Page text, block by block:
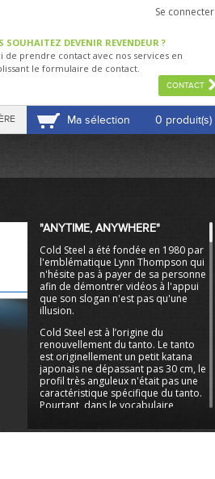
Se connecter
SOUHAITEZ DEVENIR REVENDEUR ?
de prendre contact avec nos services en
le formulaire de contact.
CONTACT
Ma sélection 0 produit(s)
"ANYTIME, ANYWHERE"
Cold Steel a été fondée en 1980 par
l'emblématique Lynn Thompson qui
n'hésite pas à payer de sa personne
afin de démontrer vidéos à l'appui
que son slogan n'est pas qu'une
illusion.
Cold Steel est à l’origine du
renouvellement du tanto. Le tanto
est originellement un petit katana
japonais ne dépassant pas 30 cm, le
profil très anguleux n'était pas une
caractéristique spécifique du tanto.
Pourtant, dans le vocabulaire
le terme tanto est évoqué, il renvoie